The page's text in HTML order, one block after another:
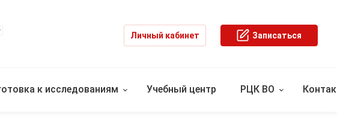
Личный кабинет Записаться
к исследованиям Учебный центр РЦК ВО